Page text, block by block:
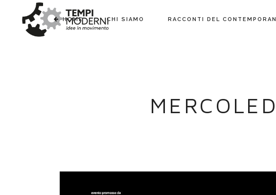
HOME CHI SIAMO RACCONTI DEL